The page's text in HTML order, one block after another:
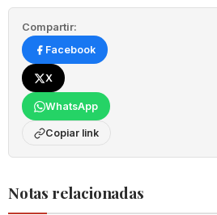
Compartir:
Facebook
X
WhatsApp
Copiar link
Notas relacionadas